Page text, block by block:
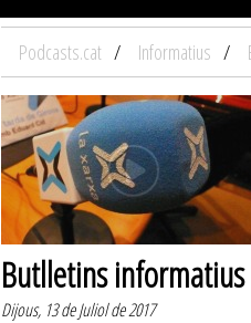
Podcasts.cat Informatius
Butlletins
Dijous, 13 de Juliol de 2017